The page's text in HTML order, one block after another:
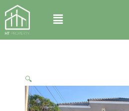
Skip
to
content
Menu
🔍